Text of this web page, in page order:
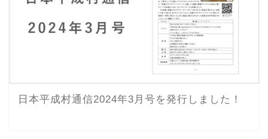
日本平成村通信2024年3月号を発行しました！